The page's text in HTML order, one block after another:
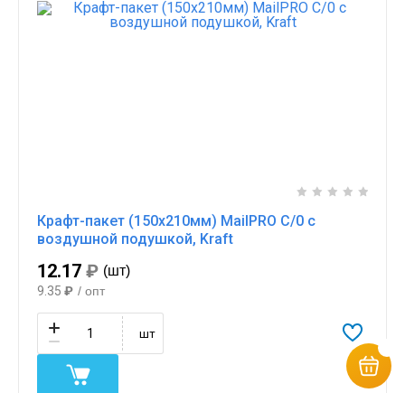
Крафт-пакет (150х210мм) MailPRO C/0 с
воздушной подушкой, Kraft
12.17 ₽ (шт)
9.35 ₽ / опт
шт